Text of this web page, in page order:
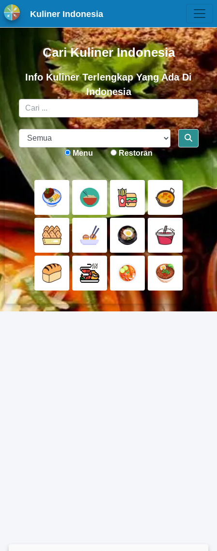
Kuliner Indonesia
Cari Kuliner Indonesia
Info Kuliner Terlengkap Yang Ada Di
Indonesia
Menu Restoran